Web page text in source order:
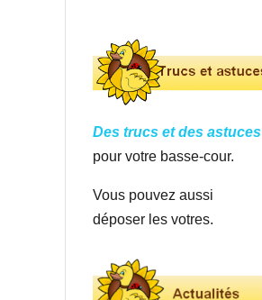
Des trucs et des astuces
pour votre basse-cour.
Vous pouvez aussi
déposer les votres.